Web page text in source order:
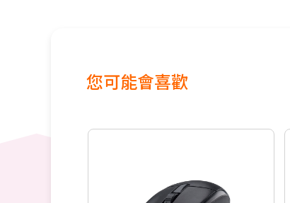
您可能會喜歡